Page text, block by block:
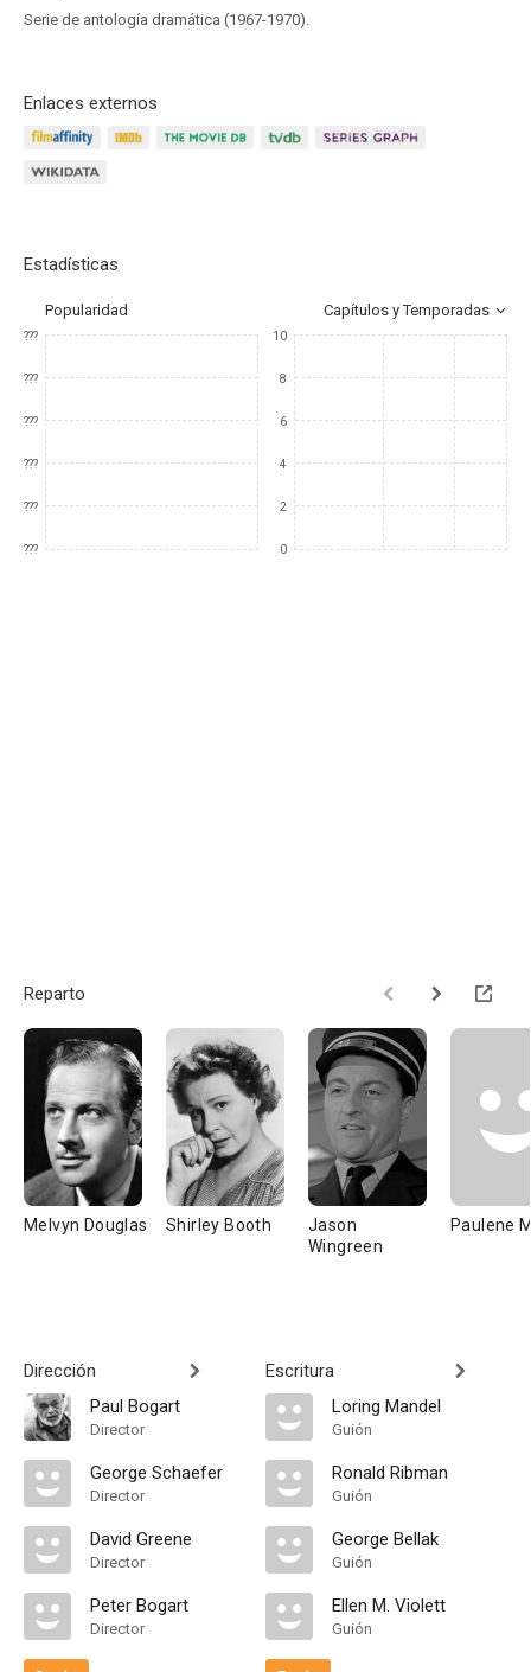
Serie de antología dramática (1967-1970).
Enlaces externos
Estadísticas
Popularidad Capítulos y Temporadas
???
???
???
???
???
???
10
8
6
4
2
0
Reparto
Melvyn Douglas Shirley Booth
Jason
Wingreen
Paulene
Dirección
Paul Bogart
Director
George Schaefer
Director
David Greene
Director
Peter Bogart
Director
Escritura
Loring Mandel
Guión
Ronald Ribman
Guión
George Bellak
Guión
Ellen M. Violett
Guión